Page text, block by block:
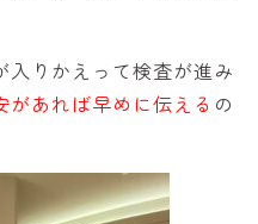
入りかえって検査が進み
があれば早めに伝える の